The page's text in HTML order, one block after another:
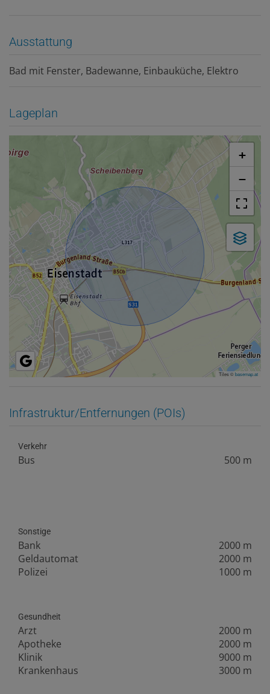
Ausstattung
Bad mit Fenster Badewanne Einbauküche Elektro
Lageplan
+
−
Tiles ©basemap.at
Infrastruktur/Entfernungen (POIs)
Verkehr
Bus 500 m
Sonstige
Bank
2000 m
Geldautomat
2000 m
Polizei
1000 m
Gesundheit
Arzt
2000 m
Apotheke
2000 m
Klinik
9000 m
Krankenhaus
3000 m